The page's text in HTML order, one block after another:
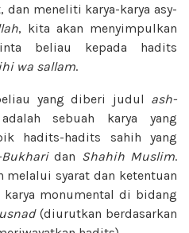
dan meneliti karya-karya asy-
, kita akan menyimpulkan
beliau kepada hadits
wa sallam.
yang diberi judul ash-
sebuah karya yang
hadits-hadits sahih yang
Bukharidan Shahih Muslim.
syarat dan ketentuan
karya monumental di bidang
(diurutkan berdasarkan